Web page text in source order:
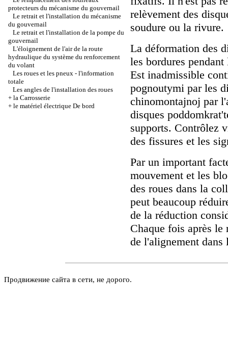
protecteurs du mécanisme du gouvernail
Le retrait et l'installation du mécanisme
du gouvernail
Le retrait et l'installation de la pompe du
gouvernail
L'éloignement de l'air de la route
hydraulique du système du renforcement
du volant
Les roues et les pneux - l'information
totale
Les angles de l'installation des roues
+ la Carrosserie
+ le matériel électrique De bord
relèvement des
soudure ou la rivure.
La déformation des
les bordures
Est inadmissible
pognoutymi par les
chinomontajnoj par
disques
supports. Contrôlez
des fissures et les
Par un important
mouvement et les
des roues dans la
peut beaucoup
de la réduction
Chaque fois après le
de l'alignement
Продвижение сайта в сети, не дорого.